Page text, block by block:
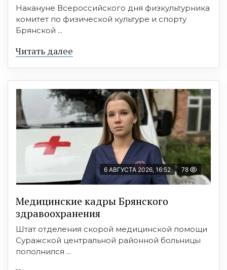
Накануне Всероссийского дня физкультурника
комитет по физической культуре и спорту
Брянской ...
Читать далее
6 АВГУСТА 2026, 16:52 78
Медицинские кадры Брянского
здравоохранения
Штат отделения скорой медицинской помощи
Суражской центральной районной больницы
пополнился ...